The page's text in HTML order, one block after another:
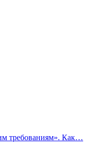
требованиям». Как…